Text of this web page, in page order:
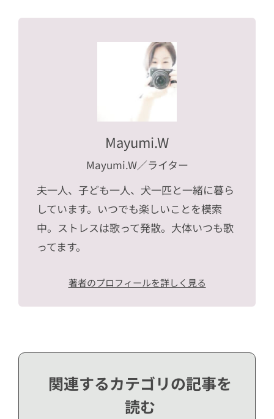
Mayumi.W
Mayumi.W／ライター
夫一人、子ども一人、犬一匹と一緒に暮ら
しています。いつでも楽しいことを模索
中。ストレスは歌って発散。大体いつも歌
ってます。
著者のプロフィールを詳しく見る
関連するカテゴリの記事を
読む